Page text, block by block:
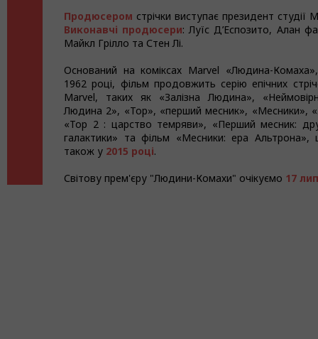
Продюсером стрічки виступає президент студії
Виконавчі продюсери: Луїс Д’Еспозито, Алан
Майкл Грілло та Стен Лі.
Оснований на коміксах Marvel «Людина-
1962 році, фільм продовжить серію епічних
Marvel, таких як «Залізна Людина»,
Людина 2», «Тор», «перший месник», «Месники»,
«Тор 2 : царство темряви», «Перший месник:
галактики» та фільм «Месники: ера
також у 2015 році.
Світову прем'єру "Людини-Комахи" очікуємо 17